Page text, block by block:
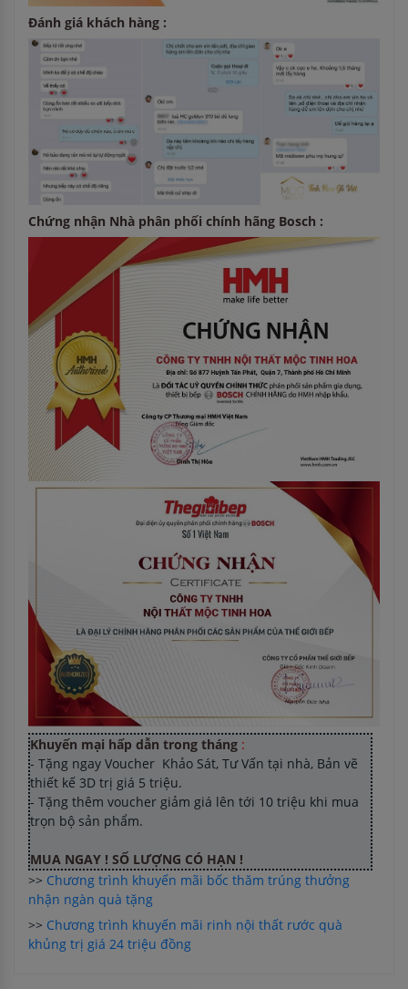
Đánh giá khách hàng :
Chứng nhận Nhà phân phối chính hãng Bosch :
Khuyến mại hấp dẫn trong tháng :
- Tặng ngay Voucher Khảo Sát, Tư Vấn tại nhà, Bản vẽ
thiết kế 3D trị giá 5 triệu.
- Tặng thêm voucher giảm giá lên tới 10 triệu khi mua
trọn bộ sản phẩm.
MUA NGAY ! SỐ LƯỢNG CÓ HẠN !
>> Chương trình khuyến mãi bốc thăm trúng thưởng
nhận ngàn quà tặng
>> Chương trình khuyến mãi rinh nội thất rước quà
khủng trị giá 24 triệu đồng